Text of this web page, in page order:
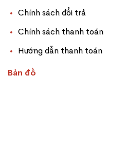
Chính sách đổi trả
Chính sách thanh toán
Hướng dẫn thanh toán
Bản đồ